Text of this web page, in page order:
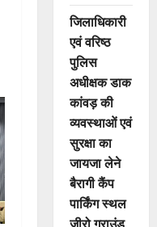
जिलाधिकारी
एवं वरिष्ठ
पुलिस
अधीक्षक डाक
कांवड़ की
व्यवस्थाओं एवं
सुरक्षा का
जायजा लेने
बैरागी कैंप
पार्किंग स्थल
जीरो ग्राउंड